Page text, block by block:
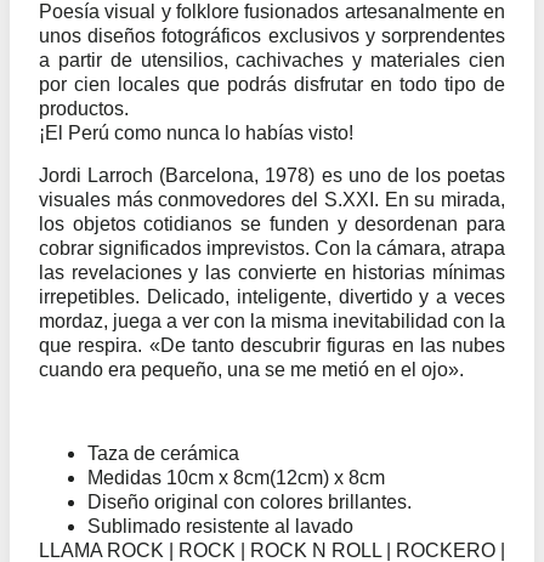
Poesía visual y folklore fusionados artesanalmente en
unos diseños fotográficos exclusivos y sorprendentes
a partir de utensilios, cachivaches y materiales cien
por cien locales que podrás disfrutar en todo tipo de
productos.
¡El Perú como nunca lo habías visto!
Jordi Larroch (Barcelona, 1978) es uno de los poetas
visuales más conmovedores del S.XXI. En su mirada,
los objetos cotidianos se funden y desordenan para
cobrar significados imprevistos. Con la cámara, atrapa
las revelaciones y las convierte en historias mínimas
irrepetibles. Delicado, inteligente, divertido y a veces
mordaz, juega a ver con la misma inevitabilidad con la
que respira. «De tanto descubrir figuras en las nubes
cuando era pequeño, una se me metió en el ojo».
Taza de cerámica
Medidas 10cm x 8cm(12cm) x 8cm
Diseño original con colores brillantes.
Sublimado resistente al lavado
LLAMA ROCK | ROCK | ROCK N ROLL | ROCKERO |